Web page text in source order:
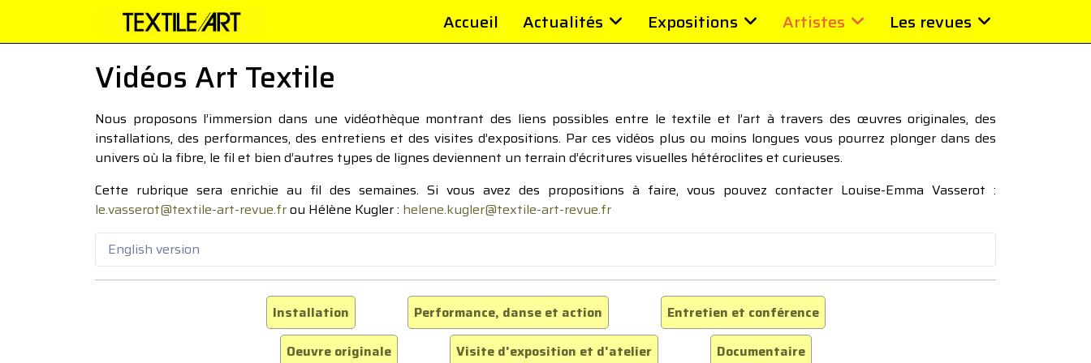
Accueil Actualités Expositions Artistes Les revues
Vidéos Art Textile
Nous proposons l’immersion dans une vidéothèque montrant des liens possibles entre le textile et l’art à travers des œuvres originales, des
installations, des performances, des entretiens et des visites d’expositions. Par ces vidéos plus ou moins longues vous pourrez plonger dans des
univers où la fibre, le fil et bien d’autres types de lignes deviennent un terrain d’écritures visuelles hétéroclites et curieuses.
Cette rubrique sera enrichie au fil des semaines. Si vous avez des propositions à faire, vous pouvez contacter Louise-Emma Vasserot :
le.vasserot@textile-art-revue.frou Hélène Kugler : helene.kugler@textile-art-revue.fr
English version
Installation Performance, danse et action
Entretien et conférence
Oeuvre originale
Visite d'exposition et d'atelier Documentaire